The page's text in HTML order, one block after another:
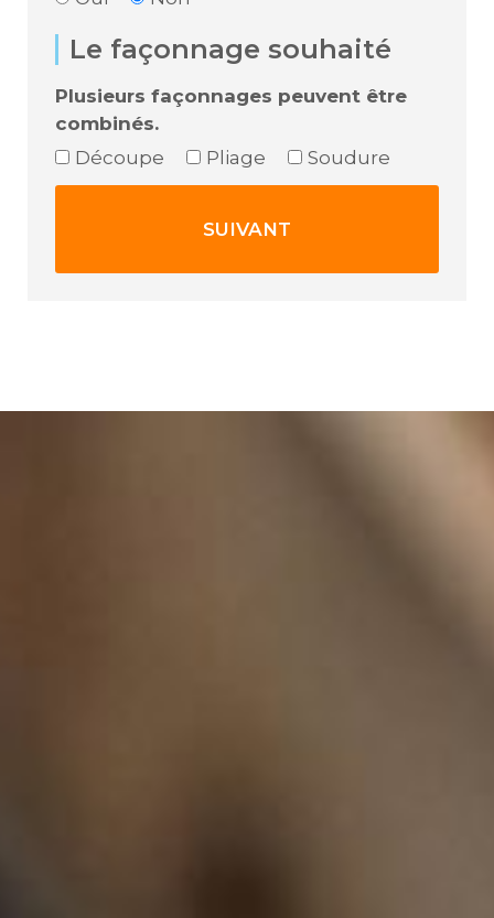
Le façonnage souhaité
Plusieurs façonnages peuvent être
combinés.
Découpe
Pliage Soudure
SUIVANT